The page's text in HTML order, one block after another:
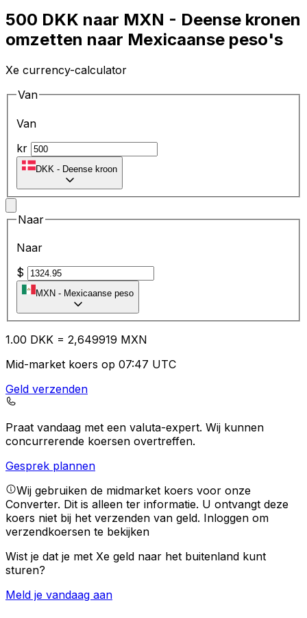
500 DKK naar MXN - Deense kronen
omzetten naar Mexicaanse peso's
Xe currency-calculator
Van
Van
kr
DKK - Deense kroon
Naar
Naar
$
MXN - Mexicaanse peso
1.00 DKK = 2,649919 MXN
Mid-market koers op 07:47 UTC
Geld verzenden
Praat vandaag met een valuta-expert. Wij kunnen
concurrerende koersen overtreffen.
Gesprek plannen
Wij gebruiken de midmarket koers voor onze
Converter. Dit is alleen ter informatie. U ontvangt deze
koers niet bij het verzenden van geld. Inloggen om
verzendkoersen te bekijken
Wist je dat je met Xe geld naar het buitenland kunt
sturen?
Meld je vandaag aan